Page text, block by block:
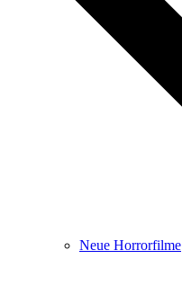
Neue Horrorfilme